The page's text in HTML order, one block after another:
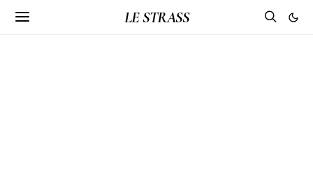
LE STRASS